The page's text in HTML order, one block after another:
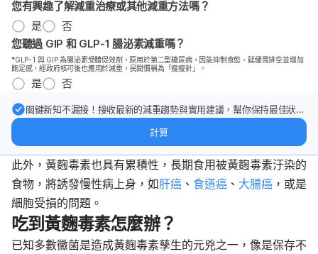
您有興趣了解減重治療或其他減重方法嗎？
是
否
您聽過 GIP 和 GLP-1 腸泌素減重嗎？
*GLP-1 與 GIP 為腸泌素受體促效劑，原用於第二型糖尿病，因能抑制食慾、延緩胃排空並增加
飽足感，經政府核可後也應用於減重，民間慣稱為「瘦瘦針」。
是 否
關鍵新知不漏接！接收最新的減重趨勢與實用建議，幫你保持最佳狀
計算
此外，黃麴毒素也具有累積性，長期食用被黃麴毒素汙染的
食物，將誘發慢性病上身，如肝癌 、 食道癌 、 大腸癌 ，或是
細胞受損的問題。
吃到黃麴毒素怎麼辦？
已知多數黴菌是造成黃麴毒素孳生的元兇之一，像是保存不